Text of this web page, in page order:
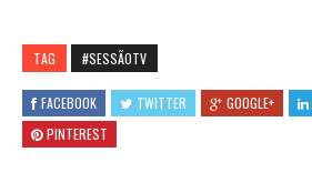
TAG #SESSÃOTV
FACEBOOK TWITTER GOOGLE+
PINTEREST